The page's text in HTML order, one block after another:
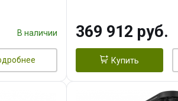
В наличии 369 912 руб.
Купить